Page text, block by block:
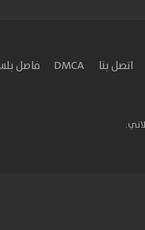
اتصل بنا DMCA فاصل